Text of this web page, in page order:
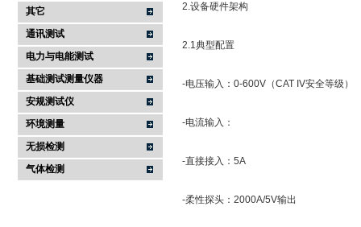
其它
通讯测试
电力与电能测试
基础测试测量仪器
安规测试仪
环境测量
无损检测
气体检测
2.设备硬件架构
2.1典型配置
-电压输入：0-600V（CAT IV安全等级）
-电流输入：
-直接接入：5A
-柔性探头：2000A/5V输出